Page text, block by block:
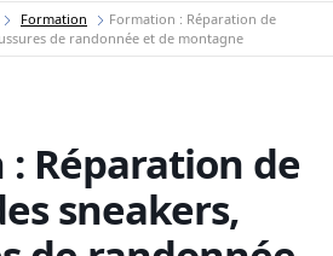
Formation
Formation : Réparation de
de randonnée et de montagne
Réparation de
sneakers,